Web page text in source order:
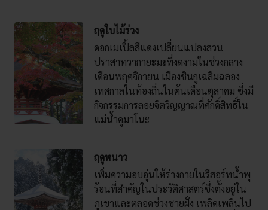
ฤดูใบไม้ร่วง
ดอกเมเปิ้ลสีแดงเปลี่ยนแปลงสวน
ปราสาทวากายะมะที่งดงามในช่วงกลาง
เดือนพฤศจิกายน เมืองชินกูเฉลิมฉลอง
เทศกาลในท้องถิ่นในต้นเดือนตุลาคม ซึ่งมี
กิจกรรมการลอยจิตวิญญาณที่ศักดิ์สิทธิ์ใน
แม่น้ำคูมาโนะ
ฤดูหนาว
เพิ่มความอบอุ่นให้ร่างกายในรีสอร์ทน้ำพุ
ร้อนที่สำคัญในประวัติศาสตร์ซึ่งตั้งอยู่ใน
ภูเขาและตลอดช่วงชายฝั่ง เพลิดเพลินไป